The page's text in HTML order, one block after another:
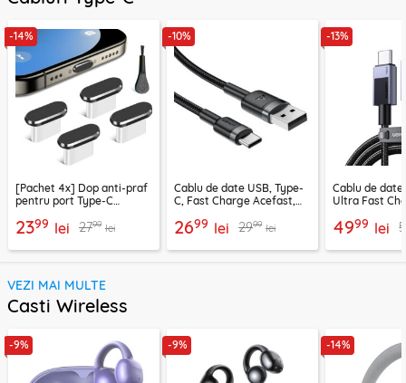
-14%
[Pachet 4x] Dop anti-praf
pentru port Type-C
2399 lei 2799 lei
-10%
Cablu de date USB, Type-
C, Fast Charge Acefast,
2699 lei 2999 lei
-13%
Cablu de date
Ultra Fast
4999 lei
VEZI MAI MULTE
Casti Wireless
-9% -9% -14%